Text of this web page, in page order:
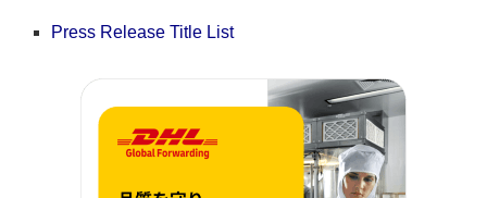
Press Release Title List